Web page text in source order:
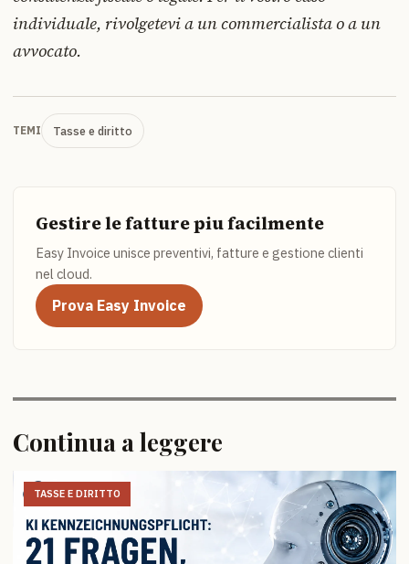
individuale, rivolgetevi a un commercialista o a un
avvocato.
TEMI Tasse e diritto
Gestire le fatture piu facilmente
Easy Invoice unisce preventivi, fatture e gestione clienti
nel cloud.
Prova Easy Invoice
Continua a leggere
TASSE E DIRITTO